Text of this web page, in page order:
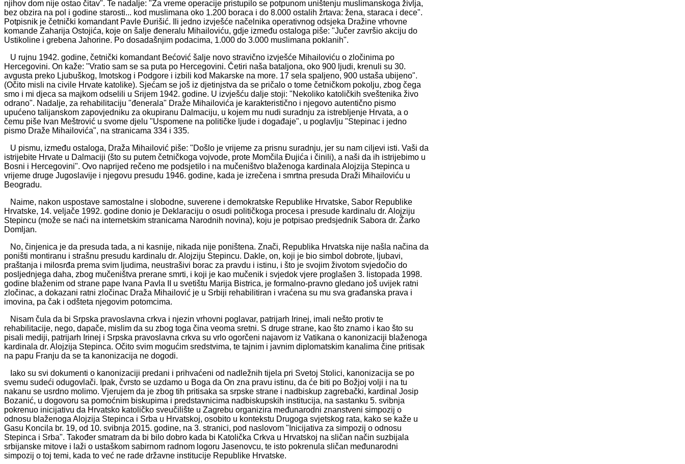
njihov dom nije ostao čitav". Te nadalje: "Za vreme operacije pristupilo se potpunom uništenju muslimanskoga življa,
bez obzira na pol i godine starosti... kod muslimana oko 1.200 boraca i do 8.000 ostalih žrtava: žena, staraca i dece".
Potpisnik je četnički komandant Pavle Đurišić. Ili jedno izvješće načelnika operativnog odsjeka Dražine vrhovne
komande Zaharija Ostojića, koje on šalje đeneralu Mihailoviću, gdje između ostaloga piše: "Jučer završio akciju do
Ustikoline i grebena Jahorine. Po dosadašnjim podacima, 1.000 do 3.000 muslimana poklanih".
U rujnu 1942. godine, četnički komandant Bećović šalje novo stravično izvješće Mihailoviću o zločinima po
Hercegovini. On kaže: "Vratio sam se sa puta po Hercegovini. Četiri naša bataljona, oko 900 ljudi, krenuli su 30.
avgusta preko Ljubuškog, Imotskog i Podgore i izbili kod Makarske na more. 17 sela spaljeno, 900 ustaša ubijeno".
(Očito misli na civile Hrvate katolike). Sjećam se još iz djetinjstva da se pričalo o tome četničkom pokolju, zbog čega
smo i mi djeca sa majkom odselili u Srijem 1942. godine. U izvješću dalje stoji: "Nekoliko katoličkih sveštenika živo
odrano". Nadalje, za rehabilitaciju "đenerala" Draže Mihailovića je karakteristično i njegovo autentično pismo
upućeno talijanskom zapovjedniku za okupiranu Dalmaciju, u kojem mu nudi suradnju za istrebljenje Hrvata, a o
čemu piše Ivan Meštrović u svome djelu "Uspomene na političke ljude i događaje", u poglavlju "Stepinac i jedno
pismo Draže Mihailovića", na stranicama 334 i 335.
U pismu, između ostaloga, Draža Mihailović piše: "Došlo je vrijeme za prisnu suradnju, jer su nam ciljevi isti. Vaši da
istrijebite Hrvate u Dalmaciji (što su putem četničkoga vojvode, prote Momčila Đujića i činili), a naši da ih istrijebimo u
Bosni i Hercegovini". Ovo naprijed rečeno me podsjetilo i na mučeništvo blaženoga kardinala Alojzija Stepinca u
vrijeme druge Jugoslavije i njegovu presudu 1946. godine, kada je izrečena i smrtna presuda Draži Mihailoviću u
Beogradu.
Naime, nakon uspostave samostalne i slobodne, suverene i demokratske Republike Hrvatske, Sabor Republike
Hrvatske, 14. veljače 1992. godine donio je Deklaraciju o osudi političkoga procesa i presude kardinalu dr. Alojziju
Stepincu (može se naći na internetskim stranicama Narodnih novina), koju je potpisao predsjednik Sabora dr. Žarko
Domljan.
No, činjenica je da presuda tada, a ni kasnije, nikada nije poništena. Znači, Republika Hrvatska nije našla načina da
poništi montiranu i strašnu presudu kardinalu dr. Alojziju Stepincu. Dakle, on, koji je bio simbol dobrote, ljubavi,
praštanja i milosrđa prema svim ljudima, neustrašivi borac za pravdu i istinu, i što je svojim životom svjedočio do
posljednjega daha, zbog mučeništva prerane smrti, i koji je kao mučenik i svjedok vjere proglašen 3. listopada 1998.
godine blaženim od strane pape Ivana Pavla II u svetištu Marija Bistrica, je formalno-pravno gledano još uvijek ratni
zločinac, a dokazani ratni zločinac Draža Mihailović je u Srbiji rehabilitiran i vraćena su mu sva građanska prava i
imovina, pa čak i odšteta njegovim potomcima.
Nisam čula da bi Srpska pravoslavna crkva i njezin vrhovni poglavar, patrijarh Irinej, imali nešto protiv te
rehabilitacije, nego, dapače, mislim da su zbog toga čina veoma sretni. S druge strane, kao što znamo i kao što su
pisali mediji, patrijarh Irinej i Srpska pravoslavna crkva su vrlo ogorčeni najavom iz Vatikana o kanonizaciji blaženoga
kardinala dr. Alojzija Stepinca. Očito svim mogućim sredstvima, te tajnim i javnim diplomatskim kanalima čine pritisak
na papu Franju da se ta kanonizacija ne dogodi.
Iako su svi dokumenti o kanonizaciji predani i prihvaćeni od nadležnih tijela pri Svetoj Stolici, kanonizacija se po
svemu sudeći odugovlači. Ipak, čvrsto se uzdamo u Boga da On zna pravu istinu, da će biti po Božjoj volji i na tu
nakanu se usrdno molimo. Vjerujem da je zbog tih pritisaka sa srpske strane i nadbiskup zagrebački, kardinal Josip
Bozanić, u dogovoru sa pomoćnim biskupima i predstavnicima nadbiskupskih institucija, na sastanku 5. svibnja
pokrenuo inicijativu da Hrvatsko katoličko sveučilište u Zagrebu organizira međunarodni znanstveni simpozij o
odnosu blaženoga Alojzija Stepinca i Srba u Hrvatskoj, osobito u kontekstu Drugoga svjetskog rata, kako se kaže u
Gasu Koncila br. 19, od 10. svibnja 2015. godine, na 3. stranici, pod naslovom "Inicijativa za simpozij o odnosu
Stepinca i Srba". Također smatram da bi bilo dobro kada bi Katolička Crkva u Hrvatskoj na sličan način suzbijala
srbijanske mitove i laži o ustaškom sabirnom radnom logoru Jasenovcu, te isto pokrenula sličan međunarodni
simpozij o toj temi, kada to već ne rade državne institucije Republike Hrvatske.